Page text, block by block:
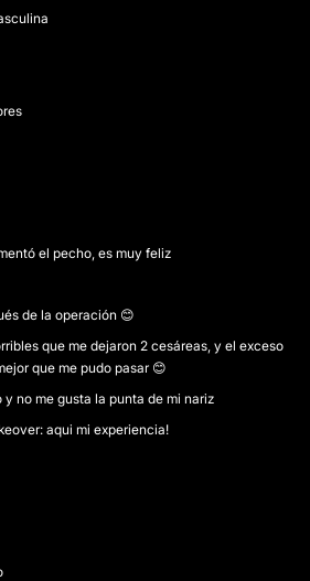
el pecho, es muy feliz
de la operación 😊
que me dejaron 2 cesáreas, y el exceso
que me pudo pasar 😊
y no me gusta la punta de mi nariz
aqui mi experiencia!